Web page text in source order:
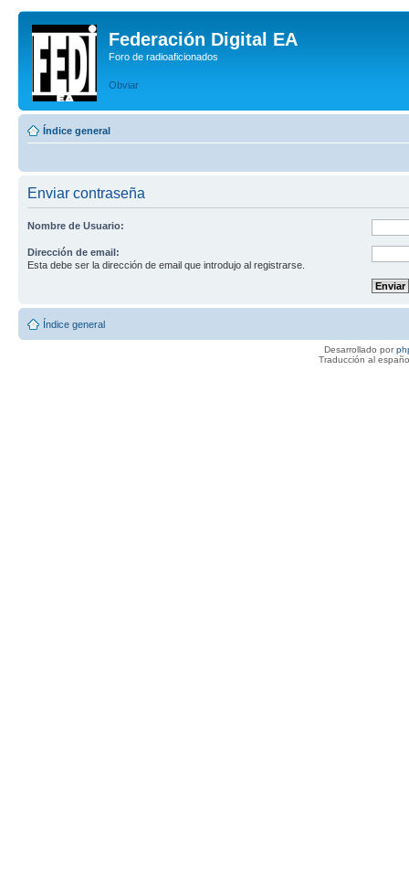
Federación Digital EA
Foro de radioaficionados
Obviar
Índice general
Enviar contraseña
Nombre de Usuario:
Dirección de email:
Esta debe ser la dirección de email que introdujo al registrarse.
Índice general
Desarrollado por
Traducción al